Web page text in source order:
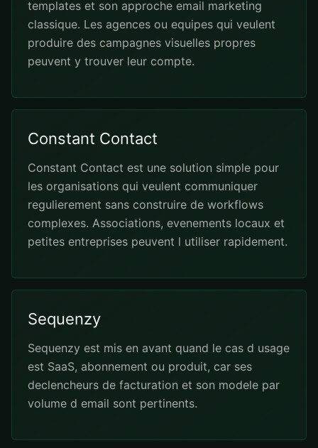
templates et son approche email marketing
classique. Les agences ou equipes qui veulent
produire des campagnes visuelles propres
peuvent y trouver leur compte.
Constant Contact
Constant Contact est une solution simple pour
les organisations qui veulent communiquer
regulierement sans construire de workflows
complexes. Associations, evenements locaux et
petites entreprises peuvent l utiliser rapidement.
Sequenzy
Sequenzy est mis en avant quand le cas d usage
est SaaS, abonnement ou produit, car ses
declencheurs de facturation et son modele par
volume d email sont pertinents.